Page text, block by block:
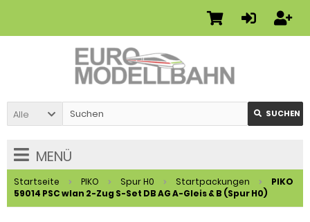
Alle SUCHEN
MENÜ
Startseite PIKO Spur H0 Startpackungen
PIKO
59014 PSC wlan 2-Zug S-Set DB AG A-Gleis & B (Spur H0)